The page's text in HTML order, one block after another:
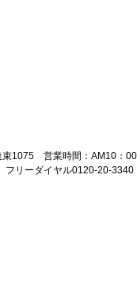
束1075 営業時間：AM10：
リーダイヤル0120-20-3340